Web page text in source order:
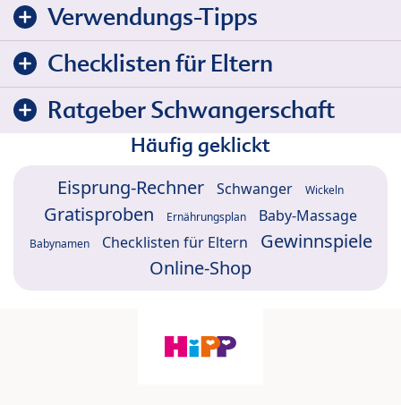
Verwendungs-Tipps
Checklisten für Eltern
Ratgeber Schwangerschaft
Häufig geklickt
Eisprung-Rechner Schwanger Wickeln
Gratisproben Ernährungsplan Baby-Massage
Babynamen Checklisten für Eltern
Gewinnspiele
Online-Shop